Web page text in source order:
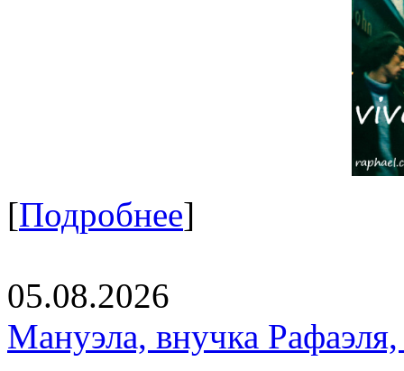
[Подробнее]
05.08.2026
Мануэла, внучка